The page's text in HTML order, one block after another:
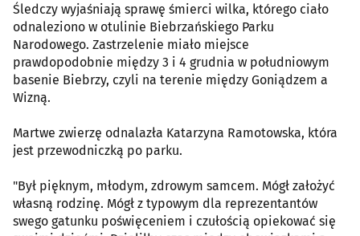
Śledczy wyjaśniają sprawę śmierci wilka, którego ciało
odnaleziono w otulinie Biebrzańskiego Parku
Narodowego. Zastrzelenie miało miejsce
prawdopodobnie między 3 i 4 grudnia w południowym
basenie Biebrzy, czyli na terenie między Goniądzem a
Wizną.
Martwe zwierzę odnalazła Katarzyna Ramotowska, która
jest przewodniczką po parku.
"Był pięknym, młodym, zdrowym samcem. Mógł założyć
własną rodzinę. Mógł z typowym dla reprezentantów
swego gatunku poświęceniem i czułością opiekować się